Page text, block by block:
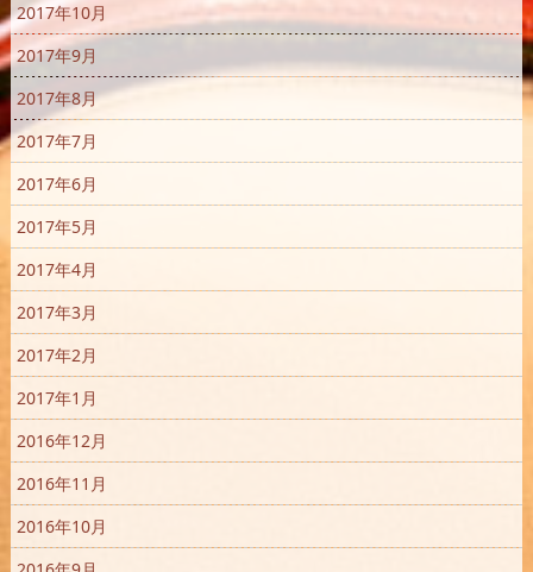
2017年10月
2017年9月
2017年8月
2017年7月
2017年6月
2017年5月
2017年4月
2017年3月
2017年2月
2017年1月
2016年12月
2016年11月
2016年10月